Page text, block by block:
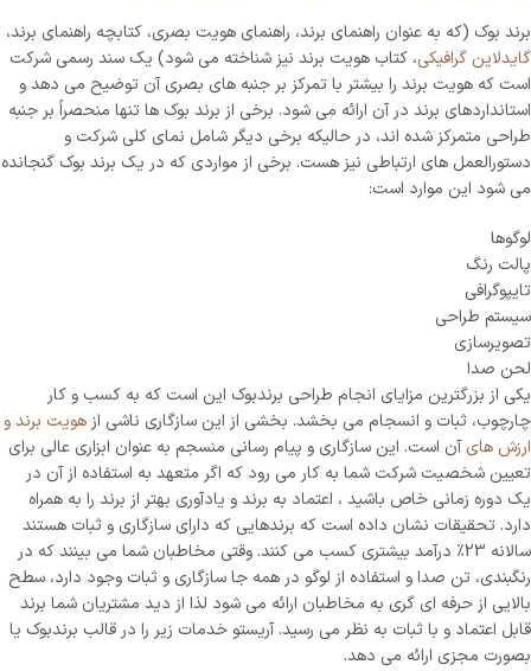
برند بوک (که به عنوان راهنمای برند، راهنمای هویت بصری، کتابچه راهنمای برند،
گایدلاین گرافیکی، کتاب هویت برند نیز شناخته می شود) یک سند رسمی شرکت
است که هویت برند را بیشتر با تمرکز بر جنبه های بصری آن توضیح می دهد و
استانداردهای برند در آن ارائه می شود. برخی از برند بوک ها تنها منحصراً بر جنبه
طراحی متمرکز شده اند، در حالیکه برخی دیگر شامل نمای کلی شرکت و
دستورالعمل های ارتباطی نیز هست. برخی از مواردی که در یک برند بوک گنجانده
می شود این موارد است:
لوگوها
پالت رنگ
تایپوگرافی
سیستم طراحی
تصویرسازی
لحن صدا
یکی از بزرگترین مزایای انجام طراحی برندبوک این است که به کسب و کار
چارچوب، ثبات و انسجام می بخشد. بخشی از این سازگاری ناشی ازهویت برند و
ارزش های آن است. این سازگاری و پیام رسانی منسجم به عنوان ابزاری عالی برای
تعیین شخصیت شرکت شما به کار می رود که اگر متعهد به استفاده از آن در
یک دوره زمانی خاص باشید ، اعتماد به برند و یادآوری بهتر از برند را به همراه
دارد. تحقیقات نشان داده است که برندهایی که دارای سازگاری و ثبات هستند
سالانه 23٪ درآمد بیشتری کسب می کنند. وقتی مخاطبان شما می بینند که در
رنگبندی، تن صدا و استفاده از لوگو در همه جا سازگاری و ثبات وجود دارد، سطح
بالایی از حرفه ای گری به مخاطبان ارائه می شود لذا از دید مشتریان شما برند
قابل اعتماد و با ثبات به نظر می رسید. آریستو خدمات زیر را در قالب برندبوک یا
بصورت مجزی ارائه می دهد.